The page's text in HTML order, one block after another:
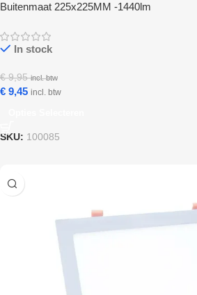
Buitenmaat 225x225MM -1440lm
In stock
€9,95 incl. btw
€ 9,45 incl. btw
SKU: 100085